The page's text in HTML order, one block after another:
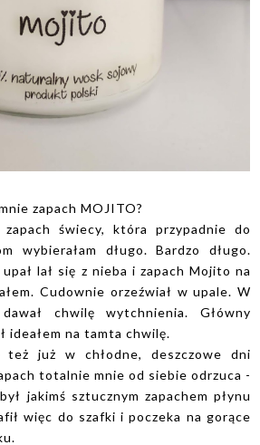
zapach MOJITO?
świecy, która przypadnie do
wybierałam długo. Bardzo długo.
lał się z nieba i zapach Mojito na
Cudownie orzeźwiał w upale. W
chwilę wytchnienia. Główny
ideałem na tamta chwilę.
też już w chłodne, deszczowe dni
totalnie mnie od siebie odrzuca -
jakimś sztucznym zapachem płynu
więc do szafki i poczeka na gorące